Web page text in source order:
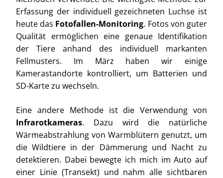
Erfassung der individuell gezeichneten Luchse ist
heute das Fotofallen-Monitoring. Fotos von guter
Qualität ermöglichen eine genaue Identifikation
der Tiere anhand des individuell markanten
Fellmusters. Im März haben wir einige
Kamerastandorte kontrolliert, um Batterien und
SD-Karte zu wechseln.
Eine andere Methode ist die Verwendung von
Infrarotkameras. Dazu wird die natürliche
Wärmeabstrahlung von Warmblütern genutzt, um
die Wildtiere in der Dämmerung und Nacht zu
detektieren. Dabei bewegte ich mich im Auto auf
einer Linie (Transekt) und nahm alle sichtbaren